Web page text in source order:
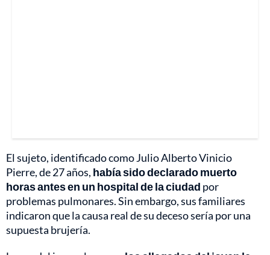
El sujeto, identificado como Julio Alberto Vinicio
Pierre, de 27 años, había sido declarado muerto
horas antes en un hospital de la ciudad por
problemas pulmonares. Sin embargo, sus familiares
indicaron que la causa real de su deceso sería por una
supuesta brujería.